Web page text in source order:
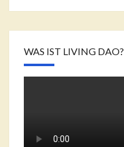
WAS IST LIVING DAO?